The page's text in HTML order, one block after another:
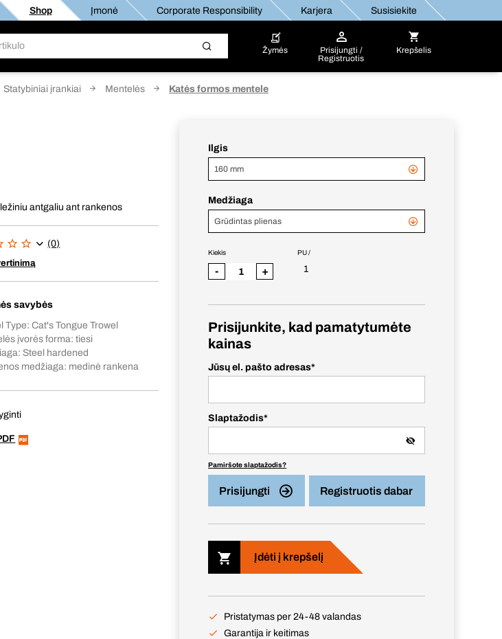
Shop Įmonė Corporate Responsibility Karjera Susisiekite
Žymės
Prisijungti /
Registruotis
Krepšelis
Statybiniai įrankiai Mentelės Katės formos mentele
antgaliu ant rankenos
(0)
savybės
Type: Cat's Tongue Trowel
įvorės forma: tiesi
Steel hardened
medžiaga: medinė rankena
Ilgis
160 mm
Medžiaga
Grūdintas plienas
PU /
1
Kiekis
- +
Prisijunkite, kad pamatytumėte
kainas
Jūsų el. pašto adresas*
Slaptažodis*
Pamiršote slaptažodis?
Prisijungti Registruotis dabar
Įdėti į krepšelį
Pristatymas per 24-48 valandas
Garantija ir keitimas